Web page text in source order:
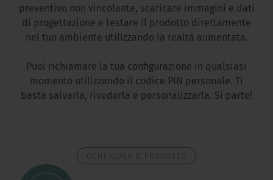
preventivo non vincolante, scaricare immagini e dati
di progettazione e testare il prodotto direttamente
nel tuo ambiente utilizzando la realtà aumentata.
Puoi richiamare la tua configurazione in qualsiasi
momento utilizzando il codice PIN personale. Ti
basta salvarla, rivederla e personalizzarla. Si parte!